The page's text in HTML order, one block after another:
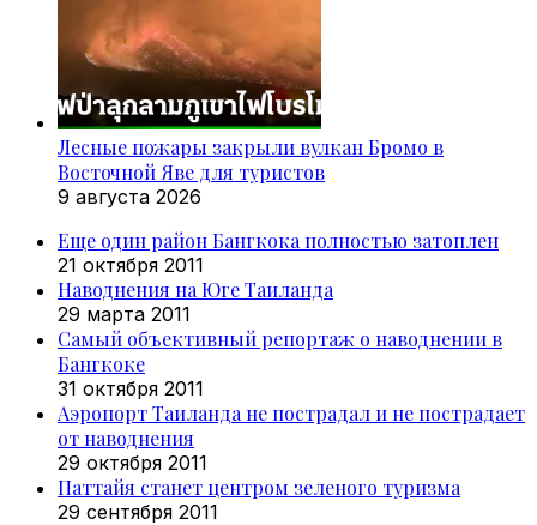
Лесные пожары закрыли вулкан Бромо в
Восточной Яве для туристов
9 августа 2026
Еще один район Бангкока полностью затоплен
21 октября 2011
Наводнения на Юге Таиланда
29 марта 2011
Самый объективный репортаж о наводнении в
Бангкоке
31 октября 2011
Аэропорт Таиланда не пострадал и не пострадает
от наводнения
29 октября 2011
Паттайя станет центром зеленого туризма
29 сентября 2011